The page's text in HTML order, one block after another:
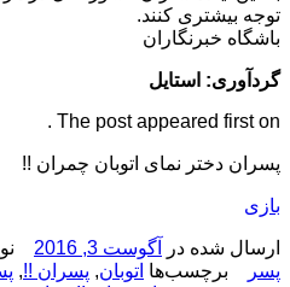
توجه بیشتری كنند.
باشگاه خبرنگاران
گردآوری: استایل
The post appeared first on .
پسران دختر نمای اتوبان چمران !!
بازی
ارسال شده در آگوست 3, 2016
پسر
برچسب‌ها اتوبان, پسران !!,